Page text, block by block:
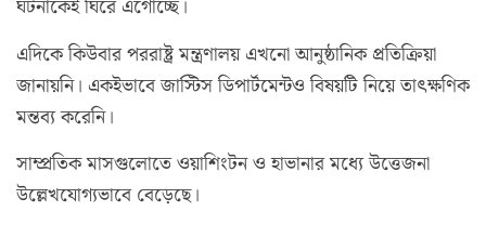
ঘটনাকেই ঘিরে এগোচ্ছে।
এদিকে কিউবার পররাষ্ট্র মন্ত্রণালয় এখনো আনুষ্ঠানিক প্রতিক্রিয়া
জানায়নি। একইভাবে জাস্টিস ডিপার্টমেন্টও বিষয়টি নিয়ে তাৎক্ষণিক
মন্তব্য করেনি।
সাম্প্রতিক মাসগুলোতে ওয়াশিংটন ও হাভানার মধ্যে উত্তেজনা
উল্লেখযোগ্যভাবে বেড়েছে।